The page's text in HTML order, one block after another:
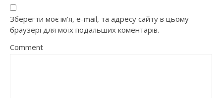
Зберегти моє ім'я, e-mail, та адресу сайту в цьому
браузері для моїх подальших коментарів.
Comment